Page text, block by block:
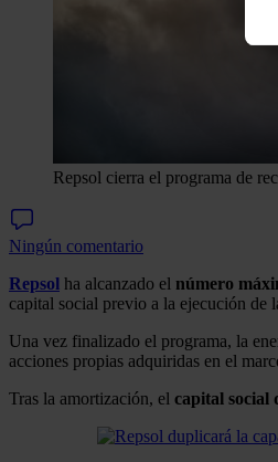
Repsol cierra el programa de
Ningún comentario
Repsol ha alcanzado el número
capital social previo a la ejecución
Una vez finalizado el programa, la
acciones propias adquiridas en el
Tras la amortización, el capital social